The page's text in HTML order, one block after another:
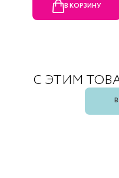
В КОРЗИНУ
С ЭТИМ